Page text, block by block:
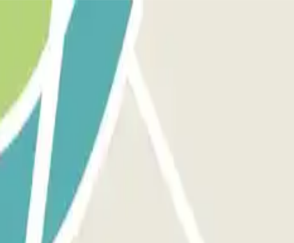
de llegar al aeropuerto. El número de teléfono del parking se
de encuentro.